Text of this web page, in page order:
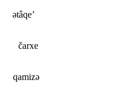
28- اتاق شش دَری آ کمّه خَیاطی[65] ’әtâqe
چَرخِ اَلماس دارما دَرزن پولادی[66] čarxe
قَمیز جامه ره کمّه پاکتی qamizә